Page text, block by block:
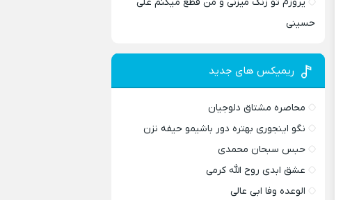
حسینی
ریمیکس های جدید
محاصره مشتاق دلوجیان
نگو اینجوری بهتره دور باشیمو حیفه نزن
حبس سبحان محمدی
عشق ابدی روح الله کرمی
الوعده وفا ابی عالی